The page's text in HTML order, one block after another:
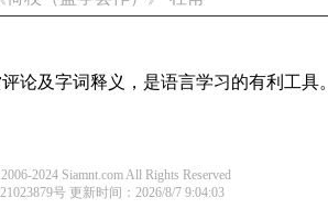
论及字词释义，是语言学习的有利工具
2024 Siamnt.com All Rights Reserved
号 更新时间：2026/8/7 9:04:03